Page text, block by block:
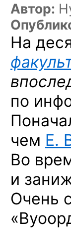
Автор:
На
по
чем Е.
Во
и
Очень